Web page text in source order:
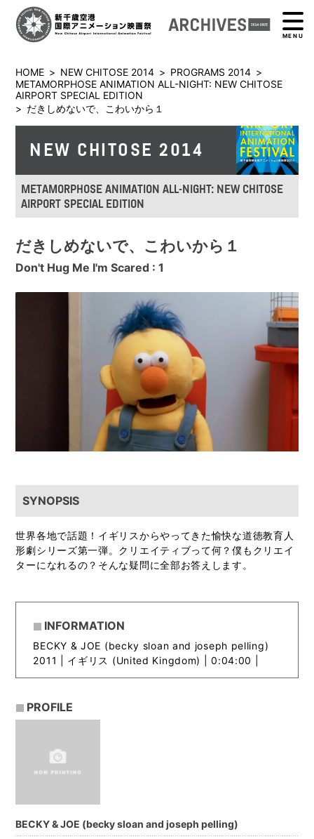
MENU
HOME > NEW CHITOSE 2014 > PROGRAMS 2014 >
METAMORPHOSE ANIMATION ALL-NIGHT: NEW CHITOSE
AIRPORT SPECIAL EDITION
> だきしめないで、こわいから１
NEW CHITOSE 2014
METAMORPHOSE ANIMATION ALL-NIGHT: NEW CHITOSE
AIRPORT SPECIAL EDITION
だきしめないで、こわいから１
Don't Hug Me I'm Scared : 1
SYNOPSIS
世界各地で話題！イギリスからやってきた愉快な道徳教育人
形劇シリーズ第一弾。クリエイティブって何？僕もクリエイ
ターになれるの？そんな疑問に全部お答えします。
INFORMATION
BECKY & JOE (becky sloan and joseph pelling)
2011 | イギリス (United Kingdom) | 0:04:00 |
PROFILE
BECKY & JOE (becky sloan and joseph pelling)